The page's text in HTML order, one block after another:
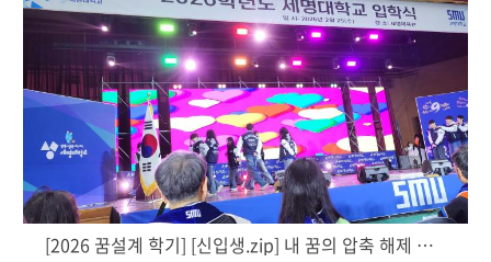
[2026 꿈설계 학기] [신입생.zip] 내 꿈의 압축 해제 프로그램 시행